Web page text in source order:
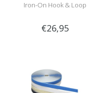
Iron-On Hook & Loop
€26,95